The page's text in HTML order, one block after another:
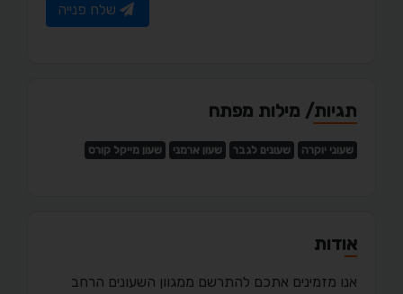
שלח פנייה
תגיות/ מילות מפתח
שעוני יוקרה שעונים לגבר שעון ארמני שעון מייקל קורס
אודות
אנו מזמינים אתכם להתרשם ממגוון השעונים הרחב